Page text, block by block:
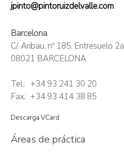
jpinto@pintoruizdelvalle.com
Barcelona
C/. Aribau, nº 185, Entresuelo 2a
08021 BARCELONA
Tel.: +34 93 241 30 20
Fax: +34 93 414 38 85
Descarga VCard
Áreas de práctica